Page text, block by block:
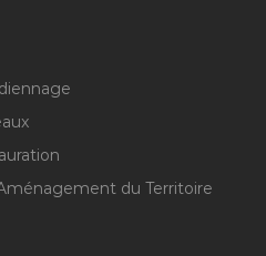
du Territoire